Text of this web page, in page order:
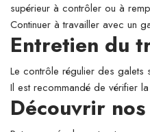
supérieur à contrôler ou à
Continuer à travailler avec un
Entretien du
Le contrôle régulier des galets
Il est recommandé de vérifier
Découvrir